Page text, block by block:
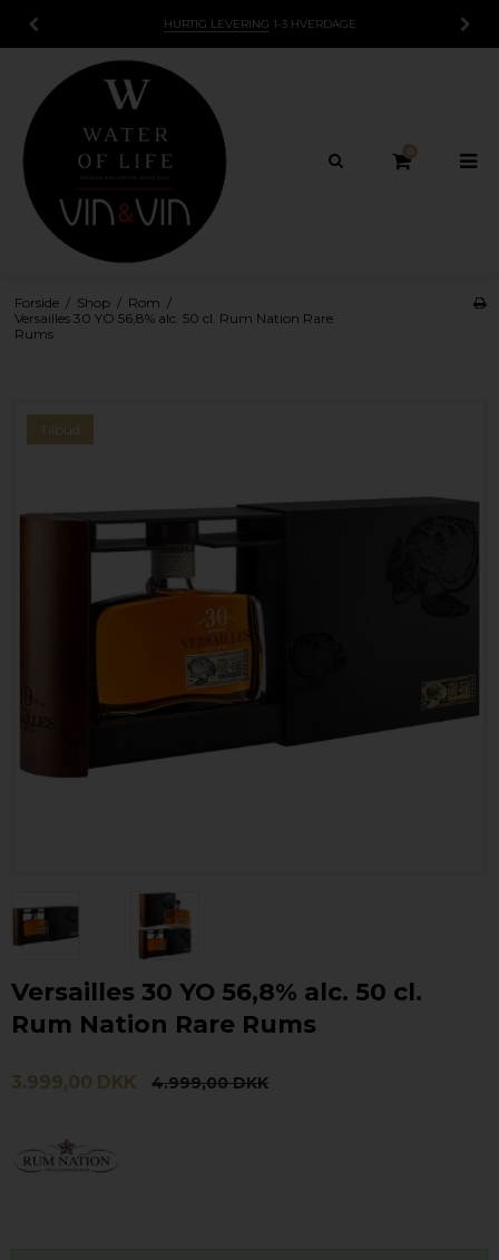
LEVERING 15
0
Forside / Shop / Rom /
Versailles 30 YO 56,8% alc. 50 cl. Rum Nation Rare
Rums
Tilbud
Versailles 30 YO 56,8% alc. 50 cl.
Rum Nation Rare Rums
3.999,00 DKK 4.999,00 DKK